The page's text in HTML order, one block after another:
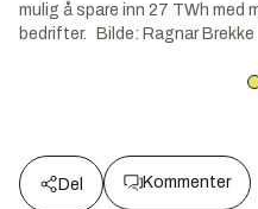
mulig å spare inn 27 TWh med
bedrifter.
Bilde: Ragnar Brekke
Del Kommenter